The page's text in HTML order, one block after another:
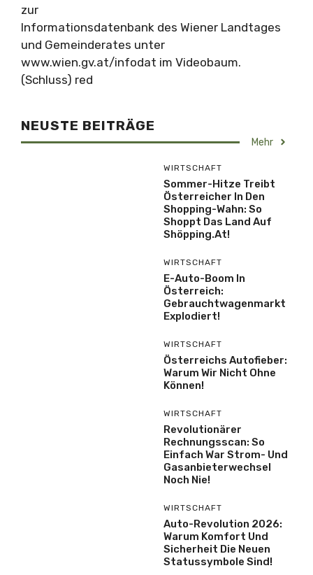
zur
Informationsdatenbank des Wiener Landtages
und Gemeinderates unter
www.wien.gv.at/infodat im Videobaum.
(Schluss) red
NEUSTE BEITRÄGE
Mehr
WIRTSCHAFT
Sommer-Hitze Treibt
Österreicher In Den
Shopping-Wahn: So
Shoppt Das Land Auf
Shöpping.at!
WIRTSCHAFT
E-Auto-Boom In
Österreich:
Gebrauchtwagenmarkt
Explodiert!
WIRTSCHAFT
Österreichs Autofieber:
Warum Wir Nicht Ohne
Können!
WIRTSCHAFT
Revolutionärer
Rechnungsscan: So
Einfach War Strom- Und
Gasanbieterwechsel
Noch Nie!
WIRTSCHAFT
Auto-Revolution 2026:
Warum Komfort Und
Sicherheit Die Neuen
Statussymbole Sind!